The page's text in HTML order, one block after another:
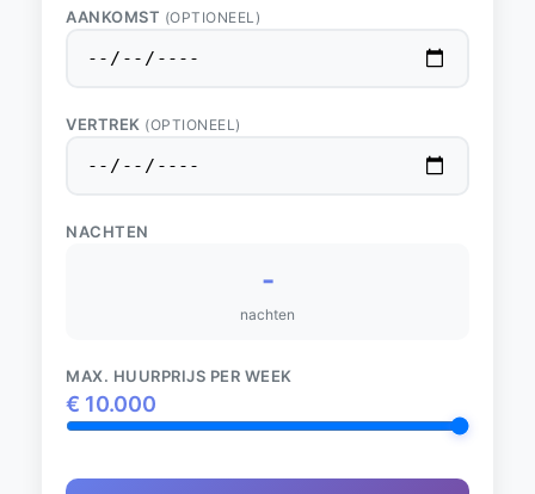
AANKOMST (OPTIONEEL)
VERTREK (OPTIONEEL)
NACHTEN
-
nachten
MAX. HUURPRIJS PER WEEK
€ 10.000